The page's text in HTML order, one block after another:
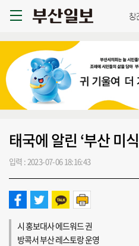
태국에 알린 ‘부산 미
입력 : 2023-07-06 18:16:43
시 홍보대사 에드워드 권
방콕서 부산 레스토랑 운영